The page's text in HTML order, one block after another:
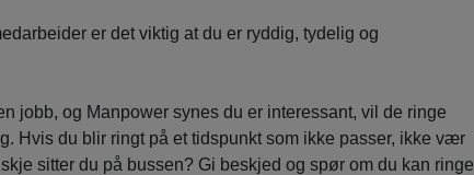
er det viktig at du er ryddig, tydelig og
jobb, og Manpower synes du er interessant, vil de ringe
Hvis du blir ringt på et tidspunkt som ikke passer, ikke vær
sitter du på bussen? Gi beskjed og spør om du kan ringe